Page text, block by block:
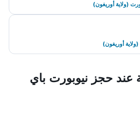
(ولاية أوريغون)
أوريغون)
عند حجز نيوبورت باي